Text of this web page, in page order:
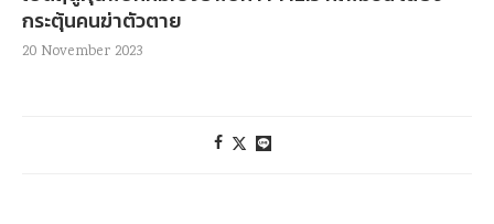
กระตุ้นคนฆ่าตัวตาย
20 November 2023